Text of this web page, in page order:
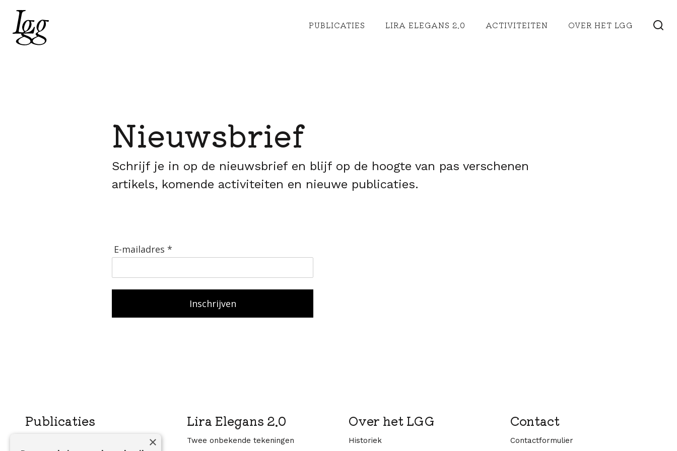
PUBLICATIES LIRA ELEGANS 2.0 ACTIVITEITEN OVER HET LGG
Nieuwsbrief
Schrijf je in op de nieuwsbrief en blijf op de hoogte van pas verschenen
artikels, komende activiteiten en nieuwe publicaties.
E-mailadres *
Inschrijven
Publicaties Lira Elegans 2.0
Twee onbekende tekeningen
Over het LGG
Historiek
Contact
Contactformulier
×